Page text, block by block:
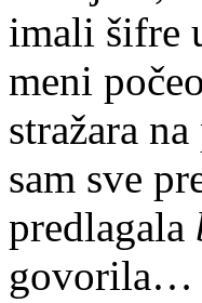
imali šifre
meni
stražara
sam sve
predlagala
govorila…